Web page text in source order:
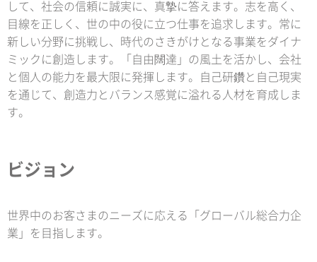
して、社会の信頼に誠実に、真摯に答えます。志を高く、
目線を正しく、世の中の役に立つ仕事を追求します。常に
新しい分野に挑戦し、時代のさきがけとなる事業をダイナ
ミックに創造します。「自由闊達」の風土を活かし、会社
と個人の能力を最大限に発揮します。自己研鑽と自己現実
を通じて、創造力とバランス感覚に溢れる人材を育成しま
す。
ビジョン
世界中のお客さまのニーズに応える「グローバル総合力企
業」を目指します。